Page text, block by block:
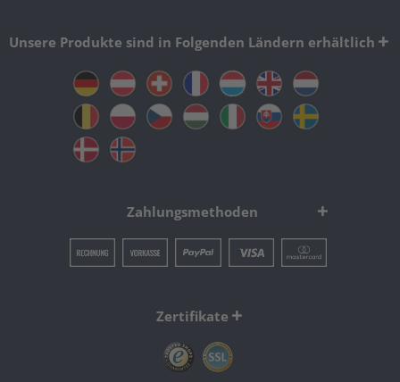
Unsere Produkte sind in Folgenden Ländern erhältlich
Zahlungsmethoden
Zertifikate